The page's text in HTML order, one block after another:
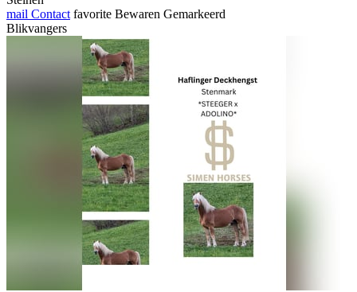
mail Contact favorite Bewaren Gemarkeerd
Blikvangers